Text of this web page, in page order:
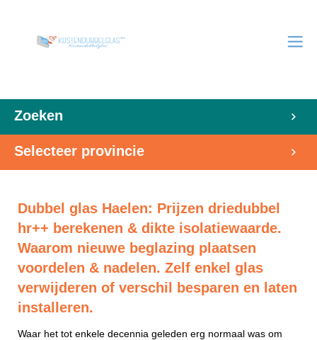
Zoeken
Selecteer provincie
Dubbel glas Haelen: Prijzen driedubbel
hr++ berekenen & dikte isolatiewaarde.
Waarom nieuwe beglazing plaatsen
voordelen & nadelen. Zelf enkel glas
verwijderen of verschil besparen en laten
installeren.
Waar het tot enkele decennia geleden erg normaal was om